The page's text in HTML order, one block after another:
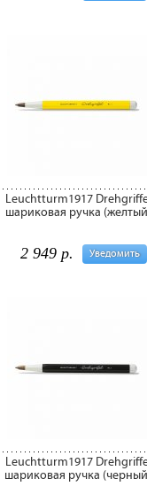
Leuchtturm1917
шариковая ручка
Уведомить
2 949 р.
Leuchtturm1917
шариковая ручка